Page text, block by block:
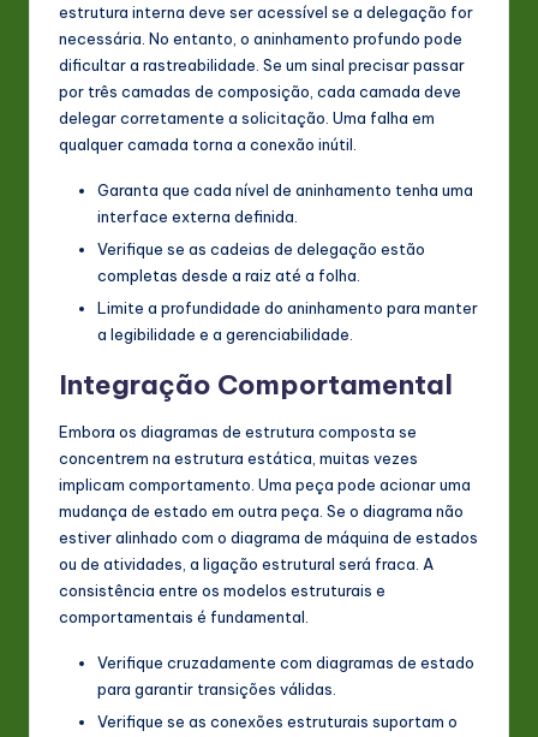
estrutura interna deve ser acessível se a delegação for
necessária. No entanto, o aninhamento profundo pode
dificultar a rastreabilidade. Se um sinal precisar passar
por três camadas de composição, cada camada deve
delegar corretamente a solicitação. Uma falha em
qualquer camada torna a conexão inútil.
Garanta que cada nível de aninhamento tenha uma
interface externa definida.
Verifique se as cadeias de delegação estão
completas desde a raiz até a folha.
Limite a profundidade do aninhamento para manter
a legibilidade e a gerenciabilidade.
Integração Comportamental
Embora os diagramas de estrutura composta se
concentrem na estrutura estática, muitas vezes
implicam comportamento. Uma peça pode acionar uma
mudança de estado em outra peça. Se o diagrama não
estiver alinhado com o diagrama de máquina de estados
ou de atividades, a ligação estrutural será fraca. A
consistência entre os modelos estruturais e
comportamentais é fundamental.
Verifique cruzadamente com diagramas de estado
para garantir transições válidas.
Verifique se as conexões estruturais suportam o